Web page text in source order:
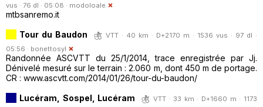
vus · 76 dl · 05:08 · modoloale
mtbsanremo.it
Tour du Baudon
VTT · 40 km · D+2170 m · 1536 vus · 97 dl ·
05:56 · bonettosyl
Randonnée ASCVTT du 25/1/2014, trace enregistrée par Jj.
Dénivelé mesuré sur le terrain : 2.060 m, dont 450 m de portage.
CR : www.ascvtt.com/2014/01/26/tour-du-baudon/
Lucéram, Sospel, Lucéram
VTT · 33 km · D+1660 m · 1173